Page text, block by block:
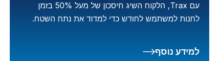
עם Trax, הלקוח השיג חיסכון של מעל 50% בזמן
לחנות למשתמש לחודש כדי למדוד את נתח השטח.
למידע נוסף